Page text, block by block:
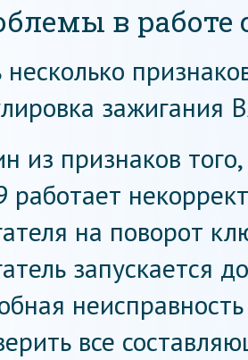
в
несколько
зажигания
из признаков
работает
на поворот
запускается
все